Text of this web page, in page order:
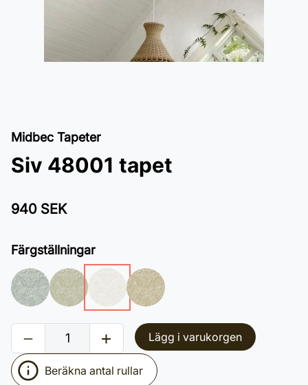
Midbec Tapeter
Siv 48001 tapet
940 SEK
Färgställningar
Lägg i varukorgen
Beräkna antal rullar